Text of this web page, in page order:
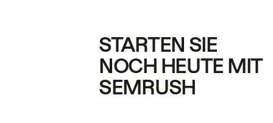
STARTEN SIE
NOCH HEUTE MIT
SEMRUSH